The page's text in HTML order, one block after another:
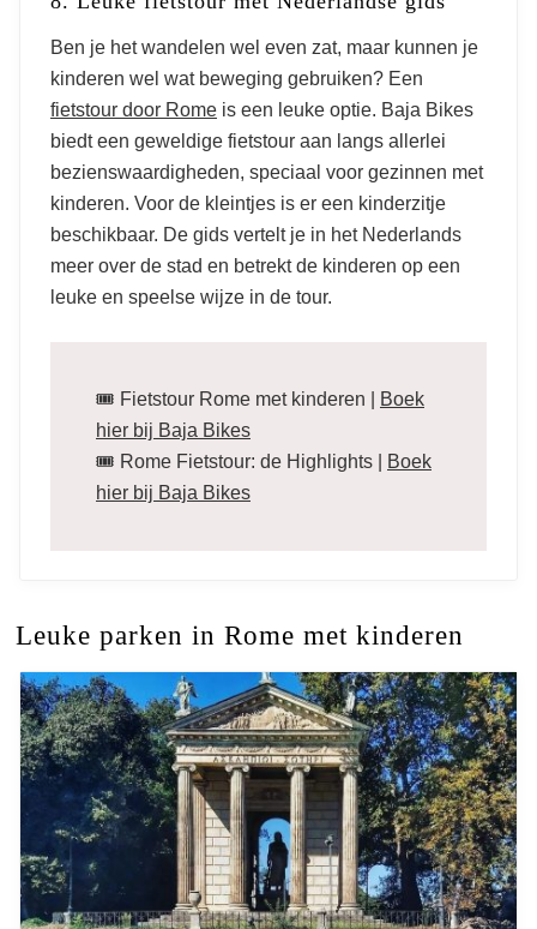
Ben je het wandelen wel even zat, maar kunnen je
kinderen wel wat beweging gebruiken? Een
fietstour door Rome is een leuke optie. Baja Bikes
biedt een geweldige fietstour aan langs allerlei
bezienswaardigheden, speciaal voor gezinnen met
kinderen. Voor de kleintjes is er een kinderzitje
beschikbaar. De gids vertelt je in het Nederlands
meer over de stad en betrekt de kinderen op een
leuke en speelse wijze in de tour.
🎟️ Fietstour Rome met kinderen |
Boek
hier bij Baja Bikes
🎟️ Rome Fietstour: de Highlights |
Boek
hier bij Baja Bikes
Leuke parken in Rome met kinderen